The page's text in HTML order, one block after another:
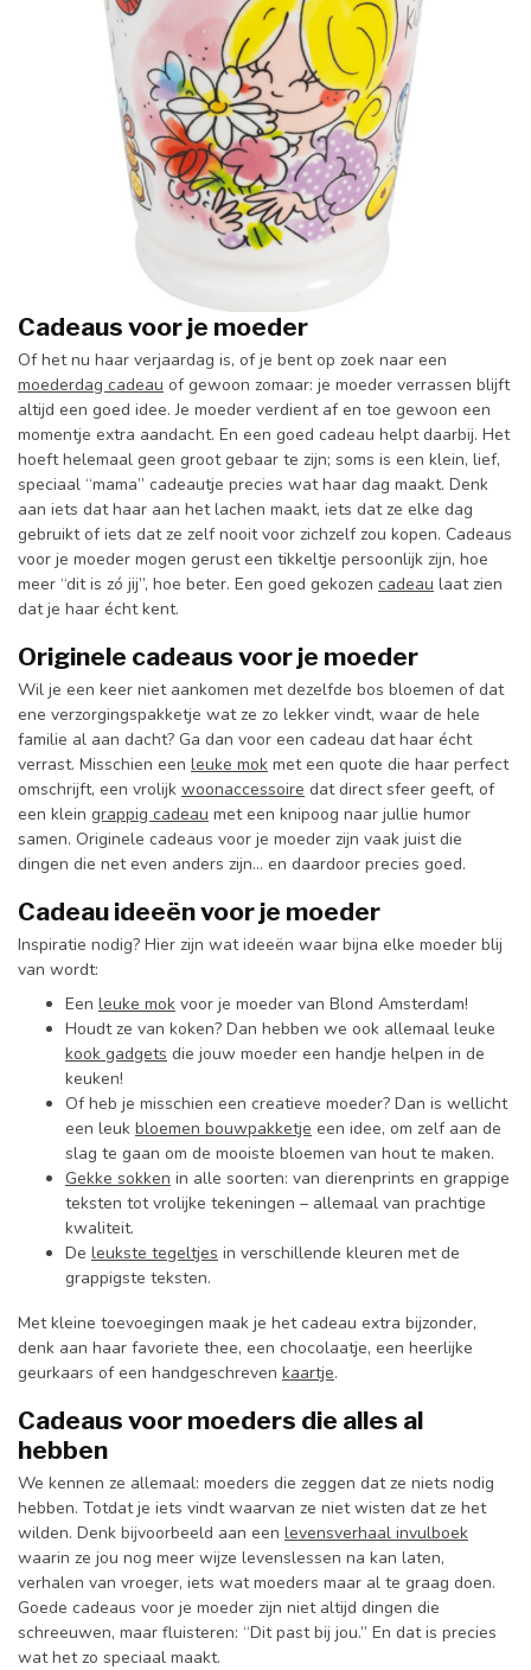
Cadeaus voor je moeder
Of het nu haar verjaardag is, of je bent op zoek naar een
moederdag cadeau of gewoon zomaar: je moeder verrassen blijft
altijd een goed idee. Je moeder verdient af en toe gewoon een
momentje extra aandacht. En een goed cadeau helpt daarbij. Het
hoeft helemaal geen groot gebaar te zijn; soms is een klein, lief,
speciaal “mama” cadeautje precies wat haar dag maakt. Denk
aan iets dat haar aan het lachen maakt, iets dat ze elke dag
gebruikt of iets dat ze zelf nooit voor zichzelf zou kopen. Cadeaus
voor je moeder mogen gerust een tikkeltje persoonlijk zijn, hoe
meer “dit is zó jij”, hoe beter. Een goed gekozen cadeau laat zien
dat je haar écht kent.
Originele cadeaus voor je moeder
Wil je een keer niet aankomen met dezelfde bos bloemen of dat
ene verzorgingspakketje wat ze zo lekker vindt, waar de hele
familie al aan dacht? Ga dan voor een cadeau dat haar écht
verrast. Misschien een leuke mok met een quote die haar perfect
omschrijft, een vrolijk woonaccessoire dat direct sfeer geeft, of
een klein grappig cadeau met een knipoog naar jullie humor
samen. Originele cadeaus voor je moeder zijn vaak juist die
dingen die net even anders zijn… en daardoor precies goed.
Cadeau ideeën voor je moeder
Inspiratie nodig? Hier zijn wat ideeën waar bijna elke moeder blij
van wordt:
Een leuke mok voor je moeder van Blond Amsterdam!
Houdt ze van koken? Dan hebben we ook allemaal leuke
kook gadgets die jouw moeder een handje helpen in de
keuken!
Of heb je misschien een creatieve moeder? Dan is wellicht
een leuk bloemen bouwpakketje een idee, om zelf aan de
slag te gaan om de mooiste bloemen van hout te maken.
Gekke sokken in alle soorten: van dierenprints en grappige
teksten tot vrolijke tekeningen – allemaal van prachtige
kwaliteit.
De leukste tegeltjes in verschillende kleuren met de
grappigste teksten.
Met kleine toevoegingen maak je het cadeau extra bijzonder,
denk aan haar favoriete thee, een chocolaatje, een heerlijke
geurkaars of een handgeschreven kaartje.
Cadeaus voor moeders die alles al
hebben
We kennen ze allemaal: moeders die zeggen dat ze niets nodig
hebben. Totdat je iets vindt waarvan ze niet wisten dat ze het
wilden. Denk bijvoorbeeld aan een levensverhaal invulboek
waarin ze jou nog meer wijze levenslessen na kan laten,
verhalen van vroeger, iets wat moeders maar al te graag doen.
Goede cadeaus voor je moeder zijn niet altijd dingen die
schreeuwen, maar fluisteren: “Dit past bij jou.” En dat is precies
wat het zo speciaal maakt.